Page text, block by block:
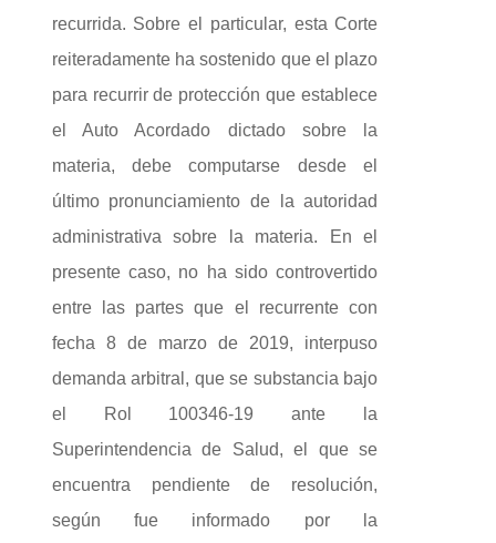
recurrida. Sobre el particular, esta Corte
reiteradamente ha sostenido que el plazo
para recurrir de protección que establece
el Auto Acordado dictado sobre la
materia, debe computarse desde el
último pronunciamiento de la autoridad
administrativa sobre la materia. En el
presente caso, no ha sido controvertido
entre las partes que el recurrente con
fecha 8 de marzo de 2019, interpuso
demanda arbitral, que se substancia bajo
el Rol 100346-19 ante la
Superintendencia de Salud, el que se
encuentra pendiente de resolución,
según fue informado por la